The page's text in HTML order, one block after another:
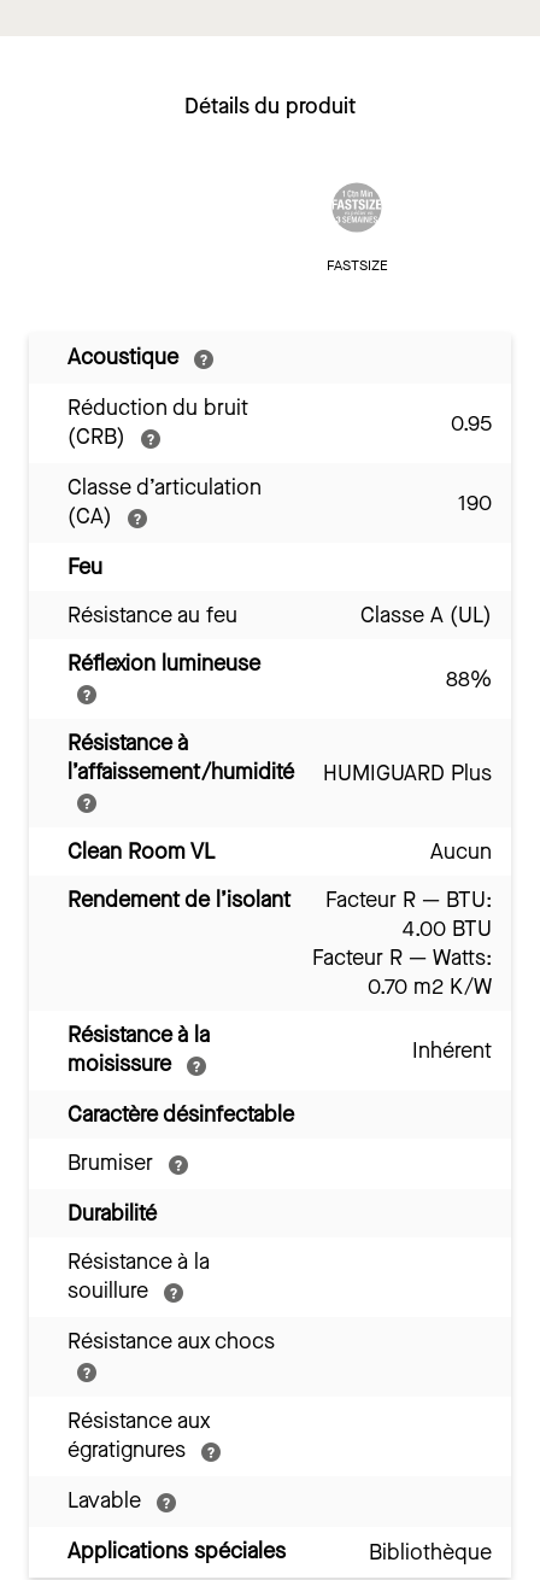
Détails du produit
FASTSIZE
Acoustique
Réduction du bruit
(CRB)
0.95
Classe d’articulation
(CA)
190
Feu
Résistance au feu
Classe A (UL)
Réflexion lumineuse
88%
Résistance à
l’affaissement/humidité
HUMIGUARD Plus
Clean Room VL
Aucun
Rendement de l’isolant
Facteur R — BTU:
4.00 BTU
Facteur R — Watts:
0.70 m2 K/W
Résistance à la
moisissure
Inhérent
Caractère désinfectable
Brumiser
Durabilité
Résistance à la
souillure
Résistance aux chocs
Résistance aux
égratignures
Lavable
Applications spéciales
Bibliothèque